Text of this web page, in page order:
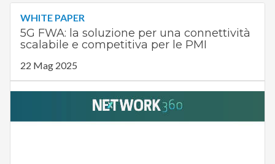
WHITE PAPER
5G FWA: la soluzione per una connettività
scalabile e competitiva per le PMI
22 Mag 2025